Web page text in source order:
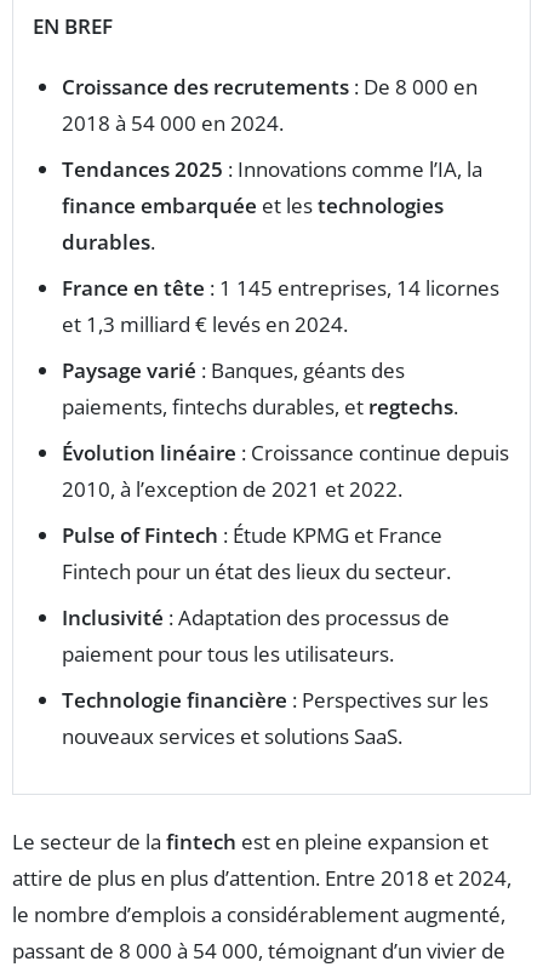
EN BREF
Croissance des recrutements : De 8 000 en
2018 à 54 000 en 2024.
Tendances 2025 : Innovations comme l’IA, la
finance embarquée et lestechnologies
durables.
France en tête : 1 145 entreprises, 14 licornes
et 1,3 milliard € levés en 2024.
Paysage varié : Banques, géants des
paiements, fintechs durables, et regtechs.
Évolution linéaire : Croissance continue depuis
2010, à l’exception de 2021 et 2022.
Pulse of Fintech : Étude KPMG et France
Fintech pour un état des lieux du secteur.
Inclusivité : Adaptation des processus de
paiement pour tous les utilisateurs.
Technologie financière : Perspectives sur les
nouveaux services et solutions SaaS.
Le secteur de la fintech est en pleine expansion et
attire de plus en plus d’attention. Entre 2018 et 2024,
le nombre d’emplois a considérablement augmenté,
passant de 8 000 à 54 000, témoignant d’un vivier de